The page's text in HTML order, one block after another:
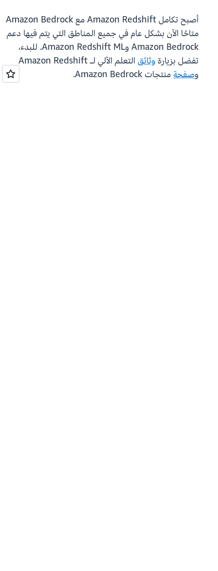
أصبح تكامل Amazon Redshift مع Amazon Bedrock
متاحًا الآن بشكل عام في جميع المناطق التي يتم فيها دعم
Amazon Bedrock وAmazon Redshift ML. للبدء،
تفضل بزيارةوثائق
التعلم الآلي لـ Amazon Redshift
وصفحةمنتجات Amazon Bedrock.